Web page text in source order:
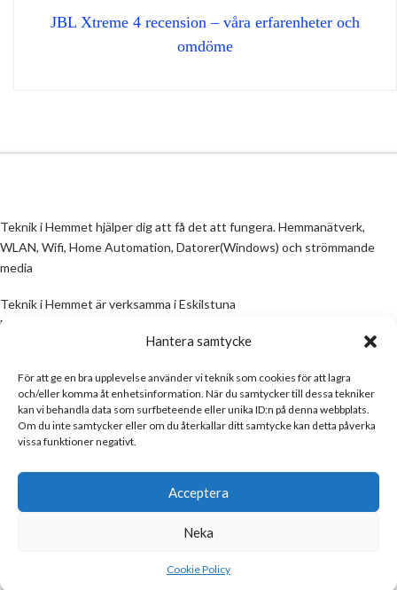
Hantera samtycke
För att ge en bra upplevelse använder vi teknik som cookies för att lagra
och/eller komma åt enhetsinformation. När du samtycker till dessa tekniker
kan vi behandla data som surfbeteende eller unika ID:n på denna webbplats.
Om du inte samtycker eller om du återkallar ditt samtycke kan detta påverka
vissa funktioner negativt.
Acceptera
Neka
Cookie Policy
JBL Xtreme 4 recension – våra erfarenheter och
omdöme
Teknik i Hemmet hjälper dig att få det att fungera. Hemmanätverk,
WLAN, Wifi, Home Automation, Datorer(Windows) och strömmande
media
Teknik i Hemmet är verksamma i Eskilstuna
Email:
All information på denna sida skall ses som en guide, inte en manual. Om
information på sidan inte stämmer och/eller är felaktig, skicka gärna ett
mail
Teknik i Hemmet Copyright © 2017